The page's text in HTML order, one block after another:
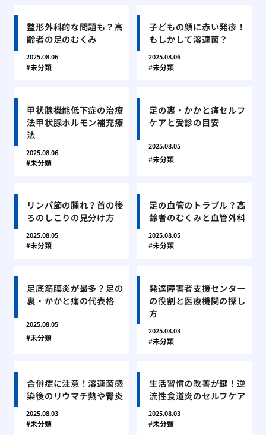
整形外科的な問題も？高
齢者の足のむくみ
2025.08.06
未分類
子どもの顔に赤い発疹！
もしかして溶連菌？
2025.08.06
未分類
甲状腺機能低下症の治療
法甲状腺ホルモン補充療
法
2025.08.06
未分類
足の裏・かかと痛セルフ
ケアと受診の目安
2025.08.05
未分類
リンパ節の腫れ？首の後
ろのしこりの見分け方
2025.08.05
未分類
足の血管のトラブル？高
齢者のむくみと血管外科
2025.08.05
未分類
足底筋膜炎が最多？足の
裏・かかと痛の代表格
2025.08.05
未分類
発達障害者支援センター
の役割と医療機関の探し
方
2025.08.03
未分類
合併症に注意！溶連菌感
染後のリウマチ熱や腎炎
2025.08.03
未分類
生活習慣の改善が鍵！逆
流性食道炎のセルフケア
2025.08.03
未分類